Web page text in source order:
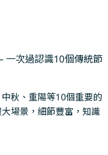
一次過認識10個傳統節
秋、重陽等10個重要的
場景，細節豐富，知識